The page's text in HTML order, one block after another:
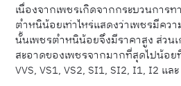
เนื่องจากเพชรเกิดจากกระบวนการ
ตำหนิน้อยเท่าไหร่แสดงว่าเพชรมีคว
นั้นเพชรตำหนิน้อยจึงมีราคาสูง ส่วน
สะอาดของเพชรจากมากที่สุดไปน้อย
VVS, VS1, VS2, SI1, SI2, I1, I2 แล